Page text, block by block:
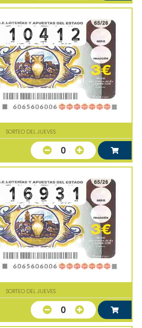
SORTEO DEL JUEVES
0
SORTEO DEL JUEVES
0